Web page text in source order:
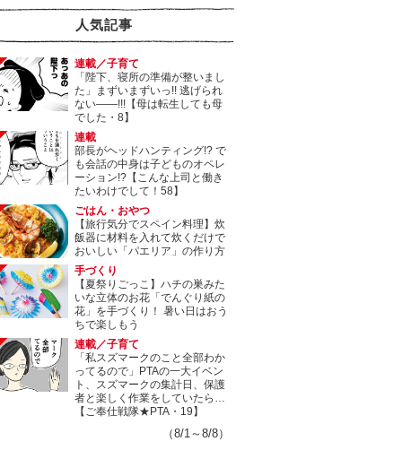
人気記事
連載／子育て
「陛下、寝所の準備が整いまし
た」まずいまずいっ!! 逃げられ
ない――!!!【母は転生しても母
でした・8】
連載
部長がヘッドハンティング!? で
も会話の中身は子どものオペレ
ーション!?【こんな上司と働き
たいわけでして！58】
ごはん・おやつ
【旅行気分でスペイン料理】炊
飯器に材料を入れて炊くだけで
おいしい「パエリア」の作り方
手づくり
【夏祭りごっこ】ハチの巣みた
いな立体のお花「でんぐり紙の
花」を手づくり！ 暑い日はおう
ちで楽しもう
連載／子育て
「私スズマークのこと全部わか
ってるので」PTAの一大イベン
ト、スズマークの集計日、保護
者と楽しく作業をしていたら…
【ご奉仕戦隊★PTA・19】
（8/1～8/8）